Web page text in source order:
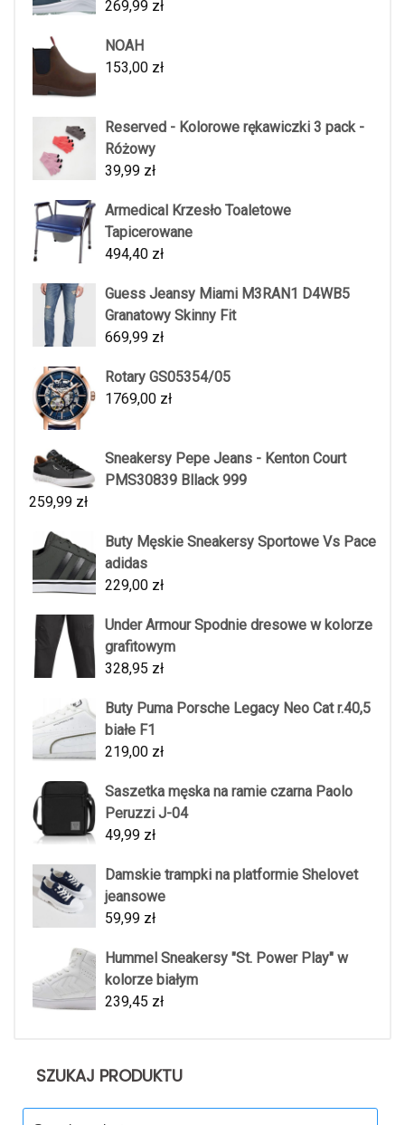
269,99 zł
NOAH
153,00 zł
Reserved - Kolorowe rękawiczki 3 pack -
Różowy
39,99 zł
Armedical Krzesło Toaletowe
Tapicerowane
494,40 zł
Guess Jeansy Miami M3RAN1 D4WB5
Granatowy Skinny Fit
669,99 zł
Rotary GS05354/05
1769,00 zł
Sneakersy Pepe Jeans - Kenton Court
PMS30839 Bllack 999
259,99 zł
Buty Męskie Sneakersy Sportowe Vs Pace
adidas
229,00 zł
Under Armour Spodnie dresowe w kolorze
grafitowym
328,95 zł
Buty Puma Porsche Legacy Neo Cat r.40,5
białe F1
219,00 zł
Saszetka męska na ramie czarna Paolo
Peruzzi J-04
49,99 zł
Damskie trampki na platformie Shelovet
jeansowe
59,99 zł
Hummel Sneakersy "St. Power Play" w
kolorze białym
239,45 zł
SZUKAJ PRODUKTU